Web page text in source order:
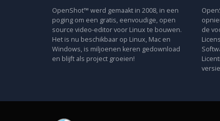
OpenShot™ werd gemaakt in 2008, in een
poging om een gratis, eenvoudige, open
source video-editor voor Linux te bouwen.
Het is nu beschikbaar op Linux, Mac en
Windows, is miljoenen keren gedownload
en blijft als project groeien!
de